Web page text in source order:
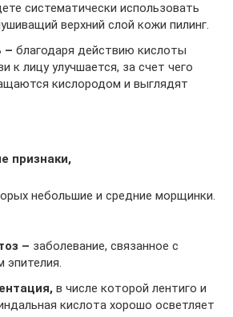
систематически использовать
верхний слой кожи пилинг.
– благодаря действию кислоты
к лицу улучшается, за счет чего
кислородом и выглядят
признаки,
небольшие и средние морщинки.
– заболевание, связанное с
эпителия.
в числе которой лентиго и
кислота хорошо осветляет